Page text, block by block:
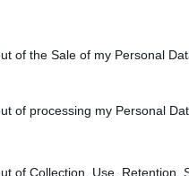
of the Sale of my Personal
of processing my Personal
of Collection, Use, Retention,